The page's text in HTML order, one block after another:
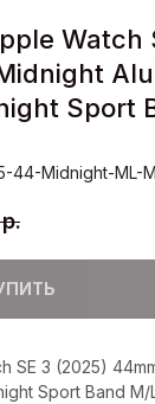
Watch
Sport
44-Midnight-ML-
р.
SE 3 (2025)
Sport Band